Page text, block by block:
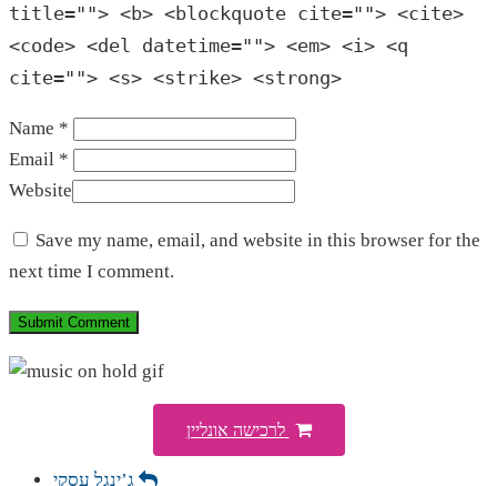
title=""> <b> <blockquote cite=""> <cite>
<code> <del datetime=""> <em> <i> <q
cite=""> <s> <strike> <strong>
Name *
Email *
Website
Save my name, email, and website in this browser for the
next time I comment.
לרכישה אונליין